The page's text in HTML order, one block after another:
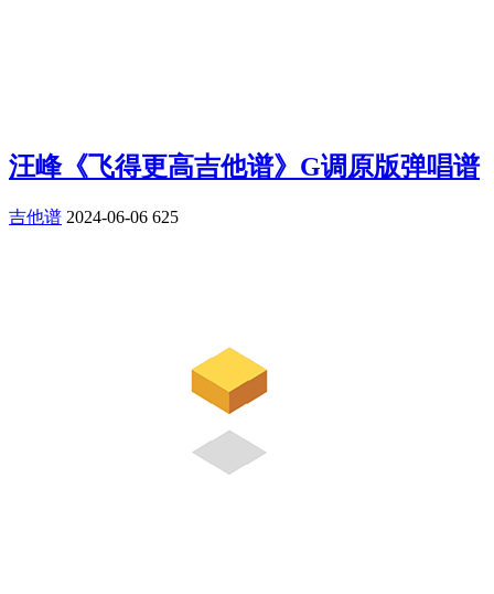
汪峰《飞得更高吉他谱》G调原版弹唱谱
吉他谱 2024-06-06 625